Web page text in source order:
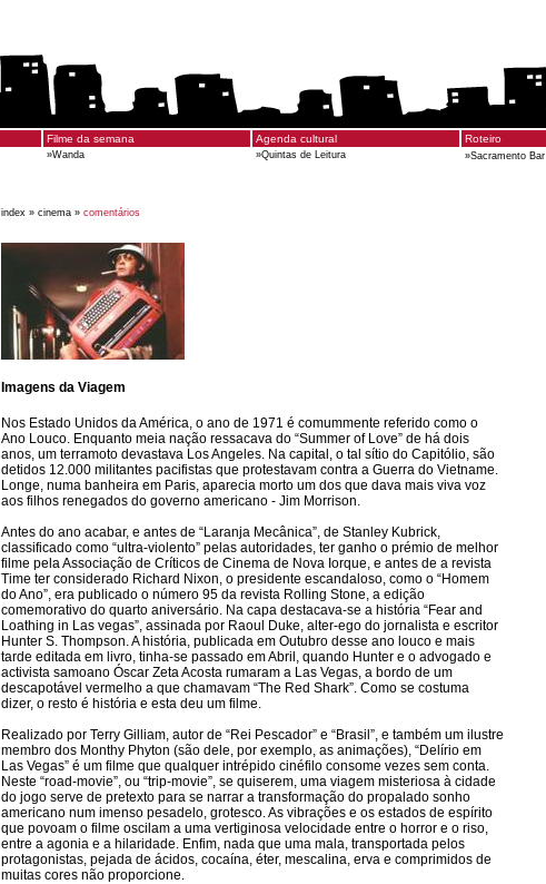
Filme da semana Agenda cultural Roteiro
»Wanda »Quintas de Leitura »Sacramento Bar
index » cinema » comentários
Imagens da Viagem
Nos Estado Unidos da América, o ano de 1971 é comummente referido como o
Ano Louco. Enquanto meia nação ressacava do “Summer of Love” de há dois
anos, um terramoto devastava Los Angeles. Na capital, o tal sítio do Capitólio, são
detidos 12.000 militantes pacifistas que protestavam contra a Guerra do Vietname.
Longe, numa banheira em Paris, aparecia morto um dos que dava mais viva voz
aos filhos renegados do governo americano - Jim Morrison.
Antes do ano acabar, e antes de “Laranja Mecânica”, de Stanley Kubrick,
classificado como “ultra-violento” pelas autoridades, ter ganho o prémio de melhor
filme pela Associação de Críticos de Cinema de Nova Iorque, e antes de a revista
Time ter considerado Richard Nixon, o presidente escandaloso, como o “Homem
do Ano”, era publicado o número 95 da revista Rolling Stone, a edição
comemorativo do quarto aniversário. Na capa destacava-se a história “Fear and
Loathing in Las vegas”, assinada por Raoul Duke, alter-ego do jornalista e escritor
Hunter S. Thompson. A história, publicada em Outubro desse ano louco e mais
tarde editada em livro, tinha-se passado em Abril, quando Hunter e o advogado e
activista samoano Óscar Zeta Acosta rumaram a Las Vegas, a bordo de um
descapotável vermelho a que chamavam “The Red Shark”. Como se costuma
dizer, o resto é história e esta deu um filme.
Realizado por Terry Gilliam, autor de “Rei Pescador” e “Brasil”, e também um ilustre
membro dos Monthy Phyton (são dele, por exemplo, as animações), “Delírio em
Las Vegas” é um filme que qualquer intrépido cinéfilo consome vezes sem conta.
Neste “road-movie”, ou “trip-movie”, se quiserem, uma viagem misteriosa à cidade
do jogo serve de pretexto para se narrar a transformação do propalado sonho
americano num imenso pesadelo, grotesco. As vibrações e os estados de espírito
que povoam o filme oscilam a uma vertiginosa velocidade entre o horror e o riso,
entre a agonia e a hilaridade. Enfim, nada que uma mala, transportada pelos
protagonistas, pejada de ácidos, cocaína, éter, mescalina, erva e comprimidos de
muitas cores não proporcione.